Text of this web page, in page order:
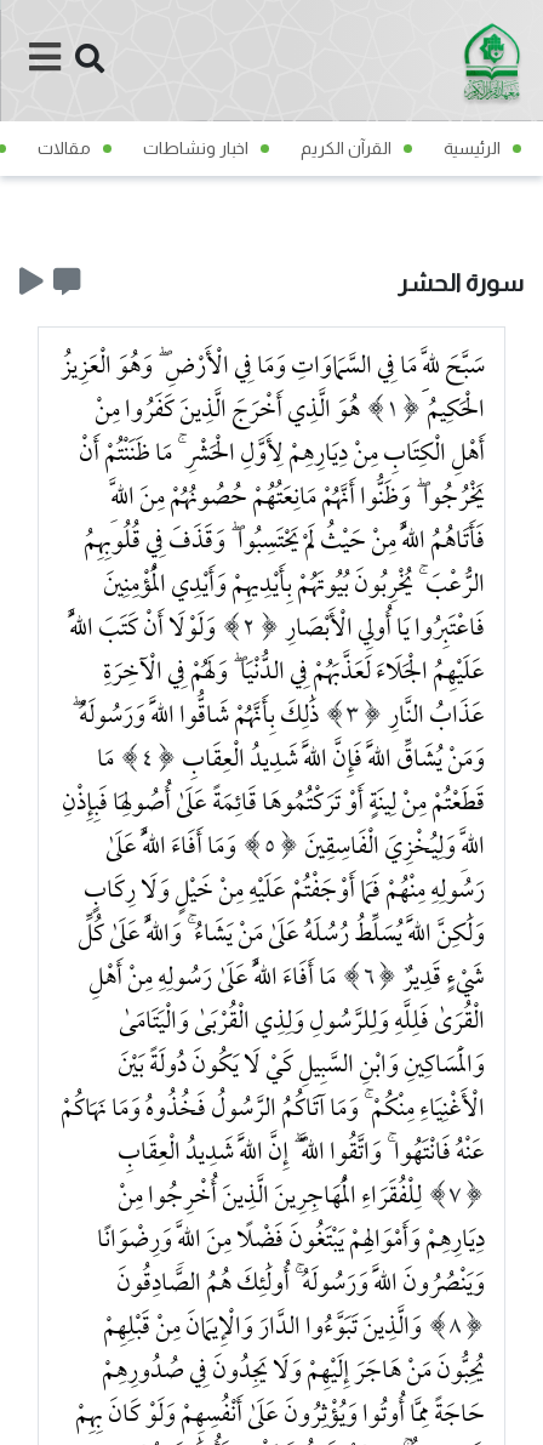
الرئيسية القرآن الكريم اخبار ونشاطات مقالات
سورة الحشر
سَبَّحَ لِلَّهِ مَا فِي السَّمَاوَاتِ وَمَا فِي الْأَرْضِ ۖ وَهُوَ الْعَزِيزُ
الْحَكِيمُ 1
هُوَ الَّذِي أَخْرَجَ الَّذِينَ كَفَرُوا مِنْ
أَهْلِ الْكِتَابِ مِنْ دِيَارِهِمْ لِأَوَّلِ الْحَشْرِ ۚ مَا ظَنَنْتُمْ أَنْ
يَخْرُجُوا ۖ وَظَنُّوا أَنَّهُمْ مَانِعَتُهُمْ حُصُونُهُمْ مِنَ اللَّهِ
فَأَتَاهُمُ اللَّهُ مِنْ حَيْثُ لَمْ يَحْتَسِبُوا ۖ وَقَذَفَ فِي قُلُوبِهِمُ
الرُّعْبَ ۚ يُخْرِبُونَ بُيُوتَهُمْ بِأَيْدِيهِمْ وَأَيْدِي الْمُؤْمِنِينَ
فَاعْتَبِرُوا يَا أُولِي الْأَبْصَارِ 2
وَلَوْلَا أَنْ كَتَبَ اللَّهُ
عَلَيْهِمُ الْجَلَاءَ لَعَذَّبَهُمْ فِي الدُّنْيَا ۖ وَلَهُمْ فِي الْآخِرَةِ
عَذَابُ النَّارِ 3
ذَٰلِكَ بِأَنَّهُمْ شَاقُّوا اللَّهَ وَرَسُولَهُ ۖ
وَمَنْ يُشَاقِّ اللَّهَ فَإِنَّ اللَّهَ شَدِيدُ الْعِقَابِ 4
مَا
قَطَعْتُمْ مِنْ لِينَةٍ أَوْ تَرَكْتُمُوهَا قَائِمَةً عَلَىٰ أُصُولِهَا فَبِإِذْنِ
اللَّهِ وَلِيُخْزِيَ الْفَاسِقِينَ 5
وَمَا أَفَاءَ اللَّهُ عَلَىٰ
رَسُولِهِ مِنْهُمْ فَمَا أَوْجَفْتُمْ عَلَيْهِ مِنْ خَيْلٍ وَلَا رِكَابٍ
وَلَٰكِنَّ اللَّهَ يُسَلِّطُ رُسُلَهُ عَلَىٰ مَنْ يَشَاءُ ۚ وَاللَّهُ عَلَىٰ كُلِّ
شَيْءٍ قَدِيرٌ 6
مَا أَفَاءَ اللَّهُ عَلَىٰ رَسُولِهِ مِنْ أَهْلِ
الْقُرَىٰ فَلِلَّهِ وَلِلرَّسُولِ وَلِذِي الْقُرْبَىٰ وَالْيَتَامَىٰ
وَالْمَسَاكِينِ وَابْنِ السَّبِيلِ كَيْ لَا يَكُونَ دُولَةً بَيْنَ
الْأَغْنِيَاءِ مِنْكُمْ ۚ وَمَا آتَاكُمُ الرَّسُولُ فَخُذُوهُ وَمَا نَهَاكُمْ
عَنْهُ فَانْتَهُوا ۚ وَاتَّقُوا اللَّهَ ۖ إِنَّ اللَّهَ شَدِيدُ الْعِقَابِ
7
لِلْفُقَرَاءِ الْمُهَاجِرِينَ الَّذِينَ أُخْرِجُوا مِنْ
دِيَارِهِمْ وَأَمْوَالِهِمْ يَبْتَغُونَ فَضْلًا مِنَ اللَّهِ وَرِضْوَانًا
وَيَنْصُرُونَ اللَّهَ وَرَسُولَهُ ۚ أُولَٰئِكَ هُمُ الصَّادِقُونَ
8
وَالَّذِينَ تَبَوَّءُوا الدَّارَ وَالْإِيمَانَ مِنْ قَبْلِهِمْ
يُحِبُّونَ مَنْ هَاجَرَ إِلَيْهِمْ وَلَا يَجِدُونَ فِي صُدُورِهِمْ
حَاجَةً مِمَّا أُوتُوا وَيُؤْثِرُونَ عَلَىٰ أَنْفُسِهِمْ وَلَوْ كَانَ بِهِمْ